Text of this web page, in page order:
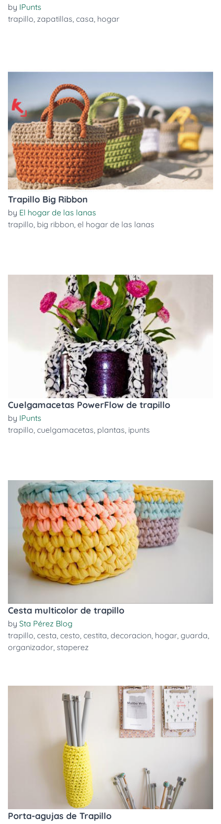
by IPunts
trapillo, zapatillas, casa, hogar
Trapillo Big Ribbon
by El hogar de las lanas
trapillo, big ribbon, el hogar de las lanas
Cuelgamacetas PowerFlow de trapillo
by IPunts
trapillo, cuelgamacetas, plantas, ipunts
Cesta multicolor de trapillo
by Sta Pérez Blog
trapillo, cesta, cesto, cestita, decoracion, hogar, guarda,
organizador, staperez
Porta-agujas de Trapillo